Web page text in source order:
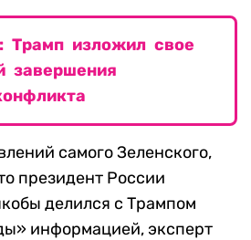
Трамп изложил свое
завершения
самого Зеленского,
президент России
делился с Трампом
информацией, эксперт